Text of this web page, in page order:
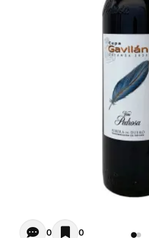
Opiniones - Pour le
0 0